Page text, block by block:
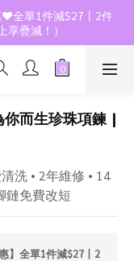
❤️全單1件減$27丨2件
疊減！）
而生珍珠項鍊 |
洗 • 2年維修 • 14
鏈免費改短
】全單1件減$27丨2